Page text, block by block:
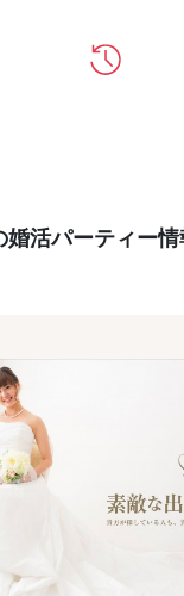
ップ
婚活パーティー